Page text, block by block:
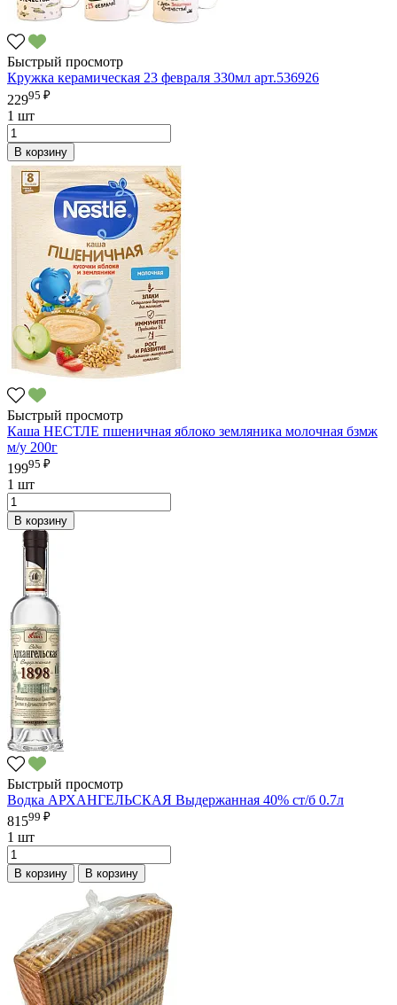
Быстрый просмотр
Кружка керамическая 23 февраля 330мл арт.536926
22995 ₽
1 шт
В корзину
Быстрый просмотр
Каша НЕСТЛЕ пшеничная яблоко земляника молочная бзмж
м/у 200г
19995 ₽
1 шт
В корзину
Быстрый просмотр
Водка АРХАНГЕЛЬСКАЯ Выдержанная 40% ст/б 0.7л
81599 ₽
1 шт
В корзину В корзину